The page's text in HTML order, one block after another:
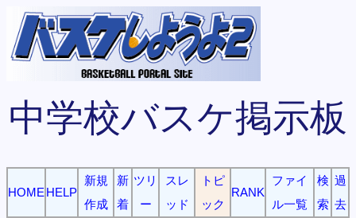
中学校バスケ掲示板
HOME HELP
新規
作成
新
着
ツリ
ー
スレ
ッド
トピ
ック
RANK
ファイ
ル一覧
検
索
過
去